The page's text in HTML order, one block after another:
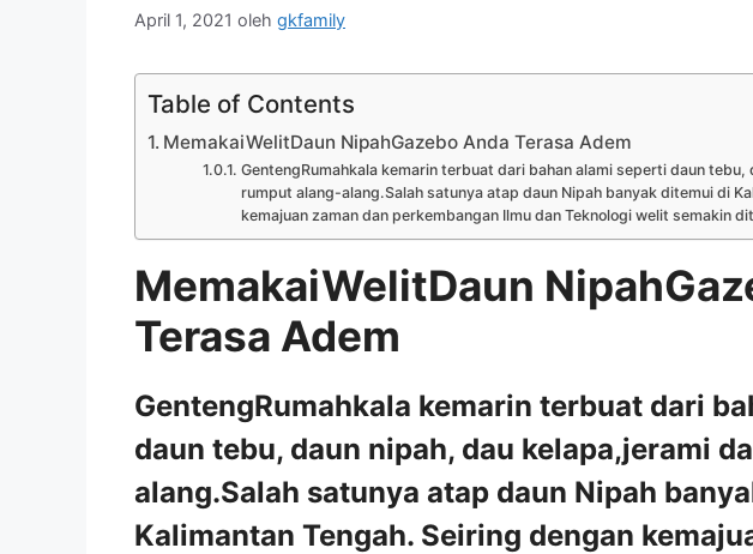
April 1, 2021 oleh gkfamily
Table of Contents
MemakaiWelitDaun NipahGazebo Anda Terasa Adem
GentengRumahkala kemarin terbuat dari bahan alami seperti daun tebu,
rumput alang-alang.Salah satunya atap daun Nipah banyak ditemui di
kemajuan zaman dan perkembangan Ilmu dan Teknologi welit semakin
MemakaiWelitDaun
Terasa Adem
GentengRumahkala kemarin terbuat dari
daun tebu, daun nipah, dau kelapa,jerami
alang.Salah satunya atap daun Nipah
Kalimantan Tengah. Seiring dengan